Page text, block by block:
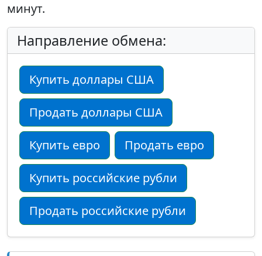
минут.
Направление обмена:
Купить доллары США
Продать доллары США
Купить евро Продать евро
Купить российские рубли
Продать российские рубли